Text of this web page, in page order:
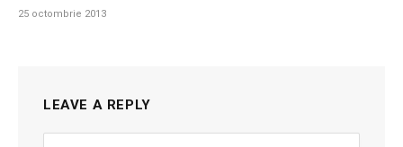
25 octombrie 2013
LEAVE A REPLY